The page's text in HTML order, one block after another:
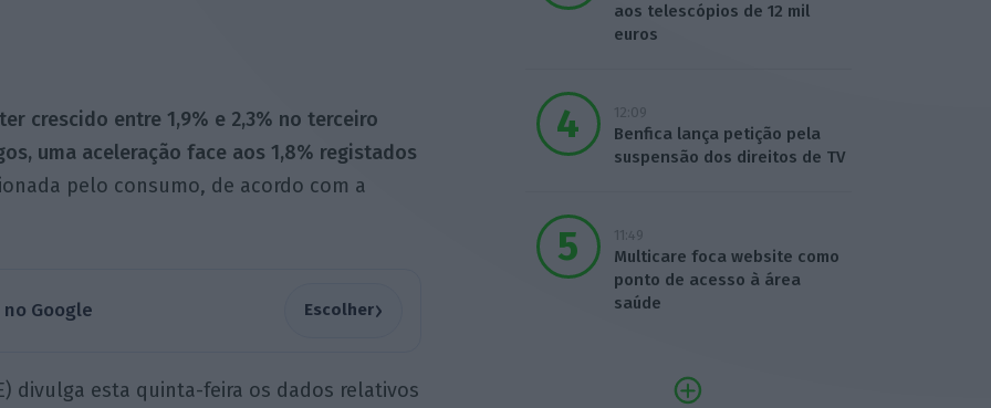
crescido entre 1,9% e 2,3% no terceiro
uma aceleração face aos 1,8% registados
pelo consumo, de acordo com a
Google Escolher›
divulga esta quinta-feira os dados relativos
aos telescópios de 12 mil
euros
12:09
Benfica lança petição pela
suspensão dos direitos de TV
11:49
Multicare foca website como
ponto de acesso à área
saúde